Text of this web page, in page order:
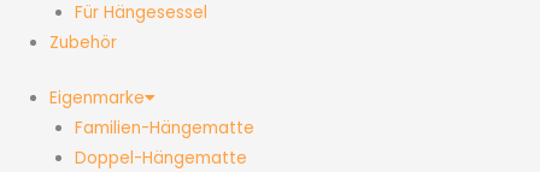
Für Hängesessel
Zubehör
Eigenmarke
Familien-Hängematte
Doppel-Hängematte